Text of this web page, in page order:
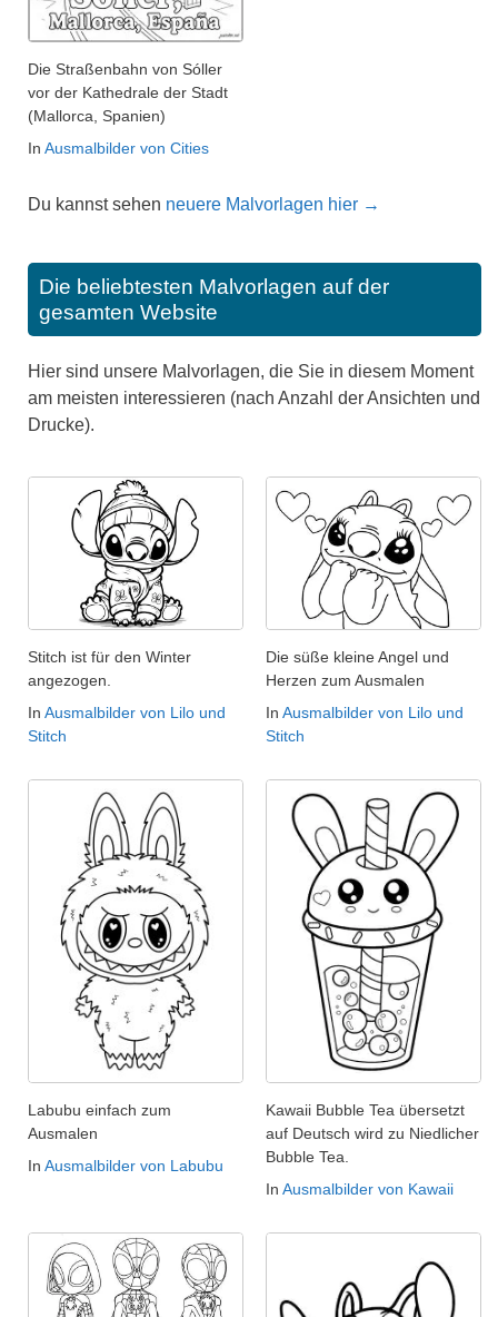
Die Straßenbahn von Sóller
vor der Kathedrale der Stadt
(Mallorca, Spanien)
In Ausmalbilder von Cities
Du kannst sehen neuere Malvorlagen hier →
Die beliebtesten Malvorlagen auf der
gesamten Website
Hier sind unsere Malvorlagen, die Sie in diesem Moment
am meisten interessieren (nach Anzahl der Ansichten und
Drucke).
Stitch ist für den Winter
angezogen.
In Ausmalbilder von Lilo und
Stitch
Die süße kleine Angel und
Herzen zum Ausmalen
In Ausmalbilder von Lilo und
Stitch
Labubu einfach zum
Ausmalen
In Ausmalbilder von Labubu
Kawaii Bubble Tea übersetzt
auf Deutsch wird zu Niedlicher
Bubble Tea.
In Ausmalbilder von Kawaii